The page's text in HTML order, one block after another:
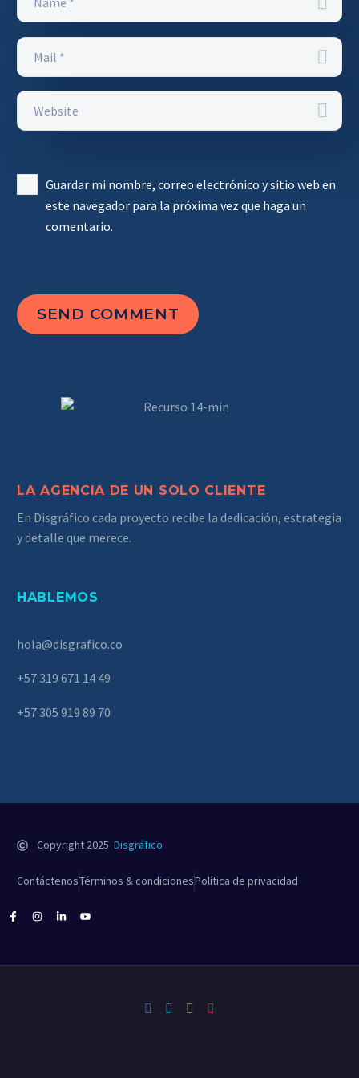
Guardar mi nombre, correo electrónico y sitio web en
este navegador para la próxima vez que haga un
comentario.
SEND COMMENT
LA AGENCIA DE UN SOLO CLIENTE
En Disgráfico cada proyecto recibe la dedicación, estrategia
y detalle que merece.
HABLEMOS
hola@disgrafico.co
+57 319 671 14 49
+57 305 919 89 70
Copyright 2025 Disgráfico
ContáctenosTérminos & condicionesPolítica de privacidad